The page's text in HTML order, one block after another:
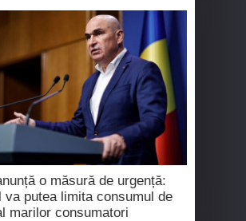
o măsură de urgență:
va putea limita consumul de
marilor consumatori